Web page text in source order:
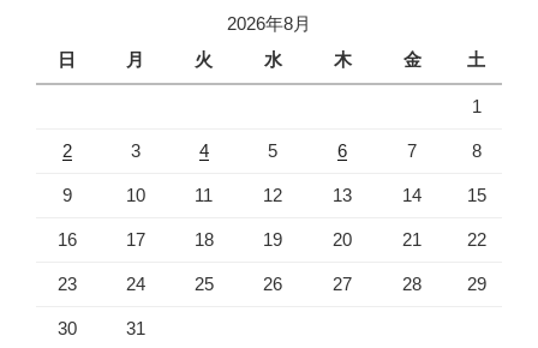
2026年8月
日
月 火 水 木 金 土
1
2 3 4 5 6 7 8
9 10 11 12 13 14 15
16 17 18 19 20 21 22
23 24 25 26 27 28 29
30 31